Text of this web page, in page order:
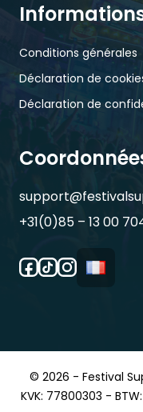
Conditions générales
Déclaration de
Déclaration de
+31(0)85 – 13 00
© 2026 - Festival
KVK: 77800303 -